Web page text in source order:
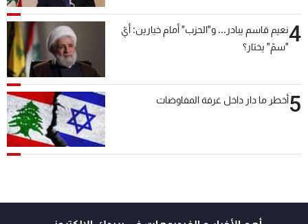
4نعيم قاسم يبادر... و"الحزب" أمام خيارين: أيّ
"سمّ" يختار؟
5أخطر ما دار داخل غرفة المفاوضات